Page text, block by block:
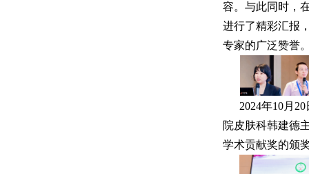
容。与此同时，
进行了精彩汇报
专家的广泛赞誉
2024年10月
院皮肤科韩建德
学术贡献奖的颁